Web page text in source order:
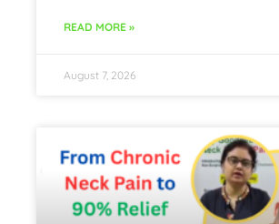
READ MORE »
August 7, 2026